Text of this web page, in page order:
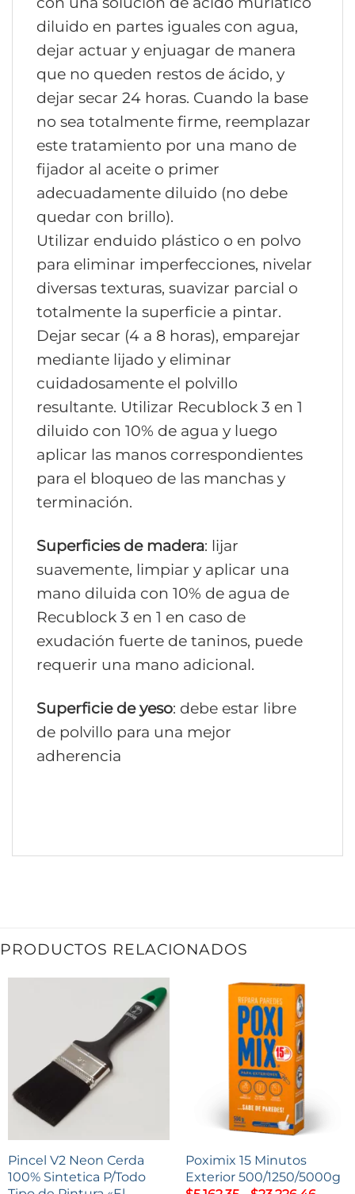
diluido en partes iguales con agua,
dejar actuar y enjuagar de manera
que no queden restos de ácido, y
dejar secar 24 horas. Cuando la base
no sea totalmente firme, reemplazar
este tratamiento por una mano de
fijador al aceite o primer
adecuadamente diluido (no debe
quedar con brillo).
Utilizar enduido plástico o en polvo
para eliminar imperfecciones, nivelar
diversas texturas, suavizar parcial o
totalmente la superficie a pintar.
Dejar secar (4 a 8 horas), emparejar
mediante lijado y eliminar
cuidadosamente el polvillo
resultante. Utilizar Recublock 3 en 1
diluido con 10% de agua y luego
aplicar las manos correspondientes
para el bloqueo de las manchas y
terminación.
Superficies de madera: lijar
suavemente, limpiar y aplicar una
mano diluida con 10% de agua de
Recublock 3 en 1 en caso de
exudación fuerte de taninos, puede
requerir una mano adicional.
Superficie de yeso: debe estar libre
de polvillo para una mejor
adherencia
PRODUCTOS RELACIONADOS
Pincel V2 Neon Cerda
100% Sintetica P/Todo
Poximix 15 Minutos
Exterior 500/1250/5000g